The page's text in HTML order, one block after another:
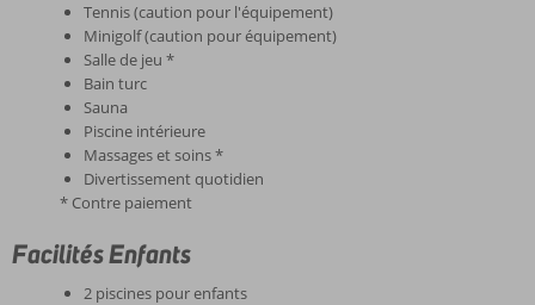
Tennis (caution pour l'équipement)
Minigolf (caution pour équipement)
Salle de jeu *
Bain turc
Sauna
Piscine intérieure
Massages et soins *
Divertissement quotidien
* Contre paiement
Facilités Enfants
2 piscines pour enfants